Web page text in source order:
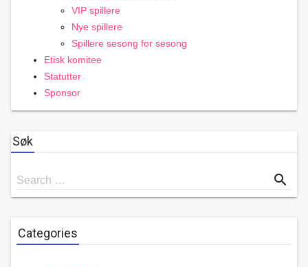
VIP spillere
Nye spillere
Spillere sesong for sesong
Etisk komitee
Statutter
Sponsor
Søk
Search
for
Search … search
Categories